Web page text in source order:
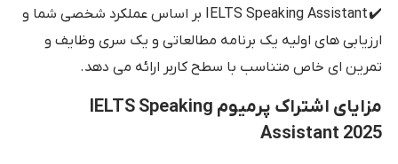
✔️ IELTS Speaking Assistant بر اساس عملکرد شخصی شما و
ارزیابی های اولیه یک برنامه مطالعاتی و یک سری وظایف و
تمرین ای خاص متناسب با سطح کاربر ارائه می دهد.
مزایای اشتراک پرمیوم IELTS Speaking
Assistant 2025